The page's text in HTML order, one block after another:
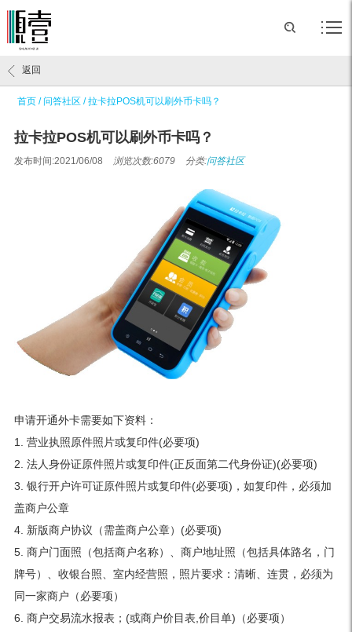
首页 /问答社区 /拉卡拉POS机可以刷外币卡吗？
返回
拉卡拉POS机可以刷外币卡吗？
发布时间:2021/06/08 浏览次数:6079 分类:问答社区
申请开通外卡需要如下资料：
1. 营业执照原件照片或复印件(必要项)
2. 法人身份证原件照片或复印件(正反面第二代身份证)(必要项)
3. 银行开户许可证原件照片或复印件(必要项)，如复印件，必须加
盖商户公章
4. 新版商户协议（需盖商户公章）(必要项)
5. 商户门面照（包括商户名称）、商户地址照（包括具体路名，门
牌号）、收银台照、室内经营照，照片要求：清晰、连贯，必须为
同一家商户（必要项）
6. 商户交易流水报表；(或商户价目表,价目单)（必要项）